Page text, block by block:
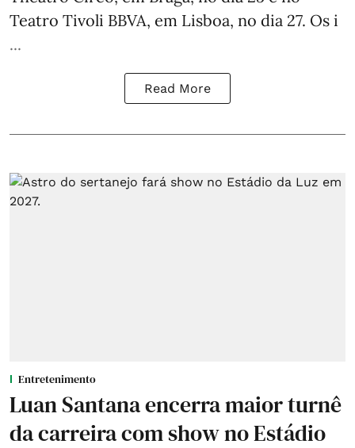
Teatro Tivoli BBVA, em Lisboa, no dia 27. Os i
...
Read More
Entretenimento
Luan Santana encerra maior turnê
da carreira com show no Estádio